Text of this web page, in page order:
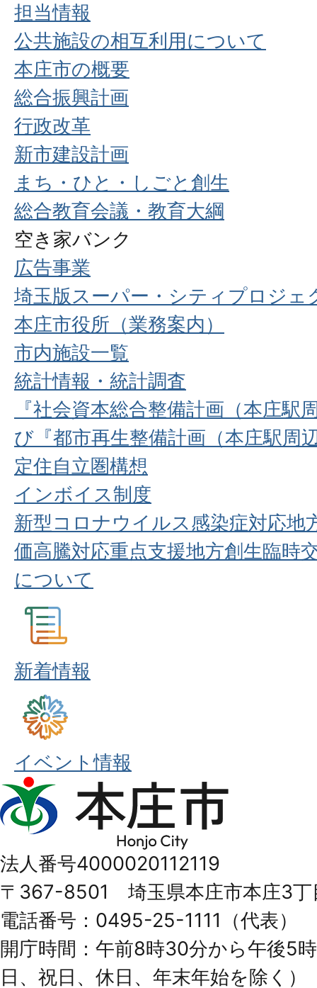
担当情報
公共施設の相互利用について
本庄市の概要
総合振興計画
行政改革
新市建設計画
まち・ひと・しごと創生
総合教育会議・教育大綱
空き家バンク
広告事業
埼玉版スーパー・シティプロジェ
本庄市役所（業務案内）
市内施設一覧
統計情報・統計調査
『社会資本総合整備計画（本庄駅
び『都市再生整備計画（本庄駅周
定住自立圏構想
インボイス制度
新型コロナウイルス感染症対応地
価高騰対応重点支援地方創生臨時
について
新着情報
イベント情報
本
庄
Honjo
City
法人番号4000020112119
〒367-8501 埼玉県本庄市本庄3丁
電話番号：0495-25-1111（代表）
開庁時間：午前8時30分から午後5
日、祝日、休日、年末年始を除く）